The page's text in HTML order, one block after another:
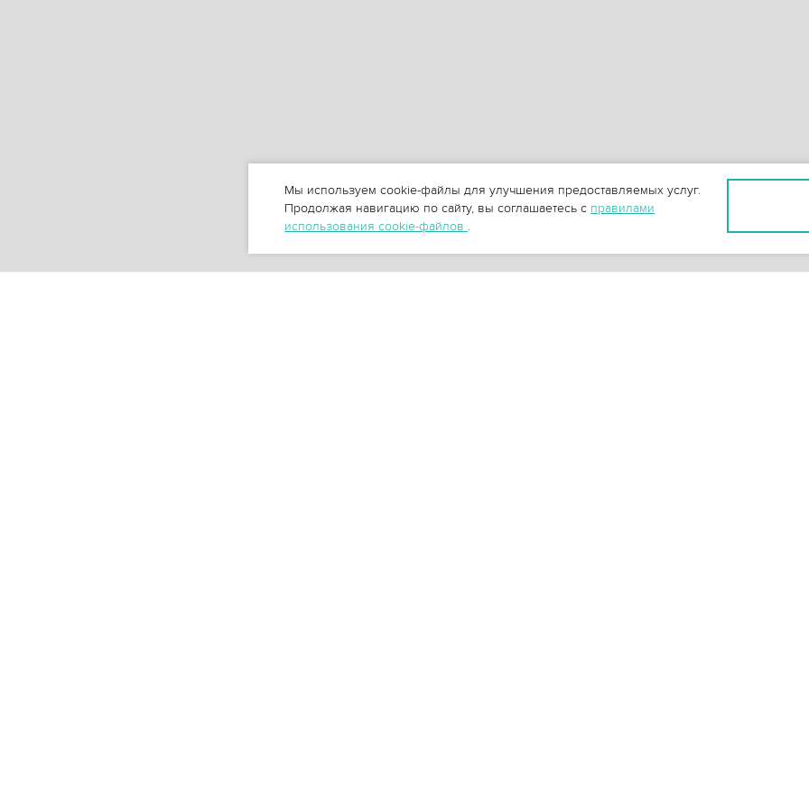
Мы используем cookie-файлы для улучшения предоставляемых услуг.
Продолжая навигацию по сайту, вы соглашаетесь с правилами
использования cookie-файлов .